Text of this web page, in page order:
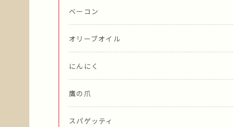
ベーコン
オリーブオイル
にんにく
鷹の爪
スパゲッティ